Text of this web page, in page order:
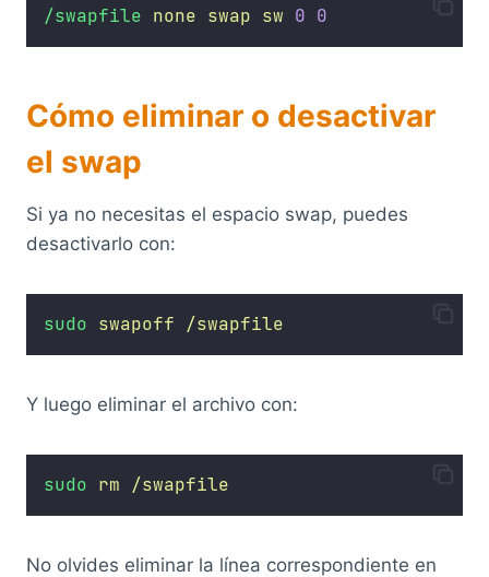
/swapfile none swap sw 0 0
Cómo eliminar o desactivar
el swap
Si ya no necesitas el espacio swap, puedes
desactivarlo con:
sudo swapoff /swapfile
Y luego eliminar el archivo con:
sudo rm /swapfile
No olvides eliminar la línea correspondiente en